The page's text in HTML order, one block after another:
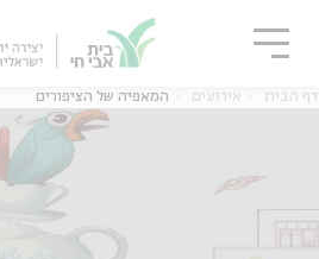
דף הבית אירועים המאפיה של הציפורים
סגור